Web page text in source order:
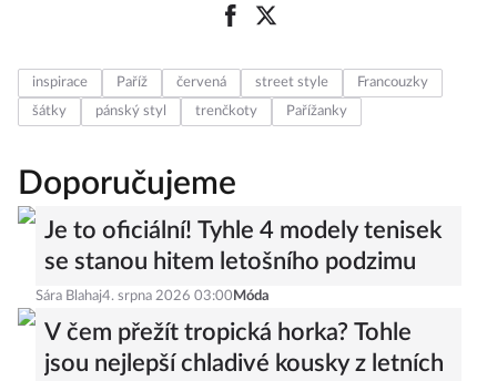
inspirace Paříž červená street style
Francouzky
šátky
pánský styl trenčkoty Pařížanky
Doporučujeme
Je to oficiální! Tyhle 4 modely tenisek
se stanou hitem letošního podzimu
Sára Blahaj4. srpna 2026 03:00 Móda
V čem přežít tropická horka? Tohle
jsou nejlepší chladivé kousky z letních